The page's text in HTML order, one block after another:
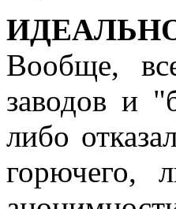
Вообще,
заводов и
либо
горючего,